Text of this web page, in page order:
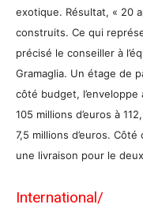
exotique. Résultat, « 20
construits. Ce qui
précisé le conseiller à
Gramaglia. Un étage de
côté budget,
105 millions d’euros à
7,5 millions d’euros.
une livraison pour le
International/